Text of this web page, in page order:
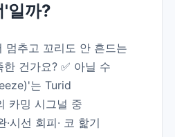
'일까?
멈추고 꼬리도 안 흔드는
건가요? ✅ 아닐 수
는 Turid
카밍 시그널 중
시선 회피· 코 핥기